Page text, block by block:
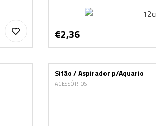
€2,36
Sifão / Aspirador p/Aquario
ACESSÓRIOS